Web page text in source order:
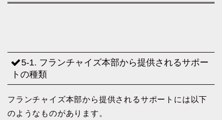
5-1. フランチャイズ本部から提供されるサポー
トの種類
フランチャイズ本部から提供されるサポートには以下
のようなものがあります。